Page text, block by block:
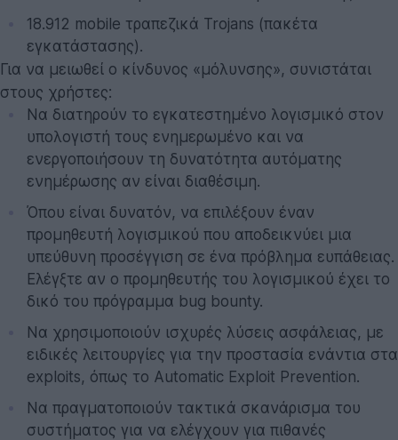
18.912 mobile τραπεζικά Trojans (πακέτα
εγκατάστασης).
Για να μειωθεί ο κίνδυνος «μόλυνσης», συνιστάται
στους χρήστες:
Να διατηρούν το εγκατεστημένο λογισμικό στον
υπολογιστή τους ενημερωμένο και να
ενεργοποιήσουν τη δυνατότητα αυτόματης
ενημέρωσης αν είναι διαθέσιμη.
Όπου είναι δυνατόν, να επιλέξουν έναν
προμηθευτή λογισμικού που αποδεικνύει μια
υπεύθυνη προσέγγιση σε ένα πρόβλημα ευπάθειας.
Ελέγξτε αν ο προμηθευτής του λογισμικού έχει το
δικό του πρόγραμμα bug bounty.
Να χρησιμοποιούν ισχυρές λύσεις ασφάλειας, με
ειδικές λειτουργίες για την προστασία ενάντια στα
exploits, όπως το Automatic Exploit Prevention.
Να πραγματοποιούν τακτικά σκανάρισμα του
συστήματος για να ελέγχουν για πιθανές